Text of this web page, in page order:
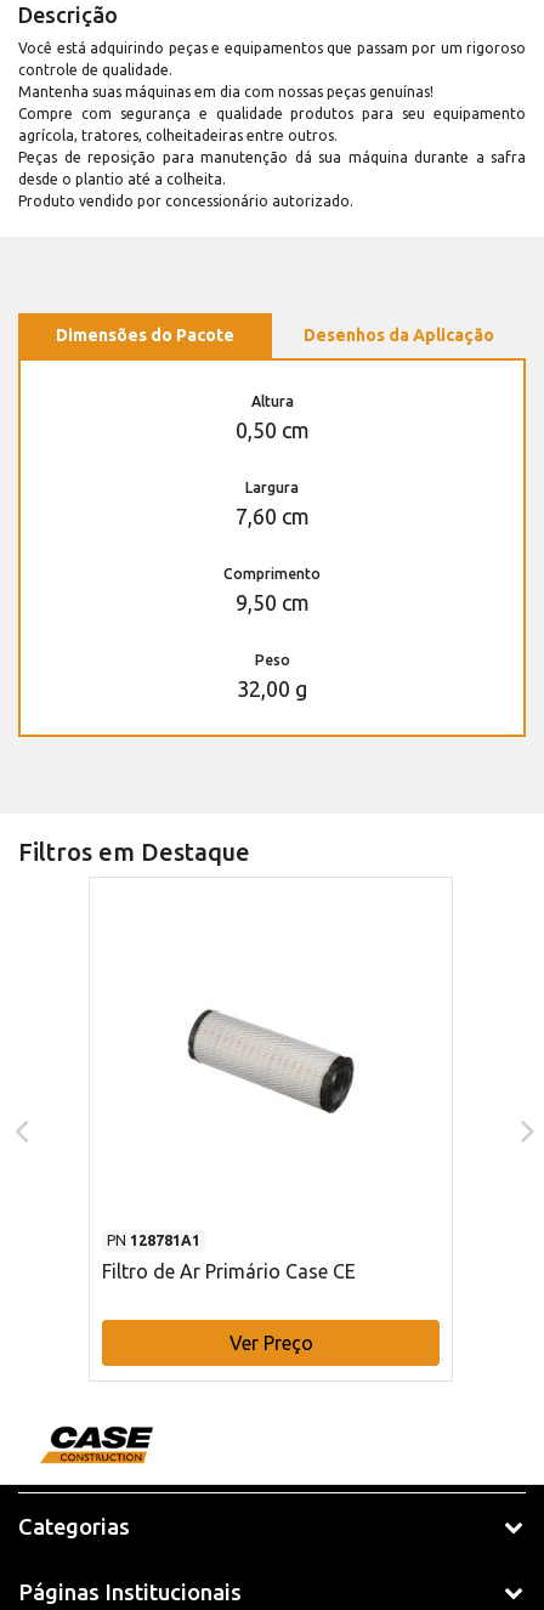
Descrição
Você está adquirindo peças e equipamentos que passam por um rigoroso
controle de qualidade.
Mantenha suas máquinas em dia com nossas peças genuínas!
Compre com segurança e qualidade produtos para seu equipamento
agrícola, tratores, colheitadeiras entre outros.
Peças de reposição para manutenção dá sua máquina durante a safra
desde o plantio até a colheita.
Produto vendido por concessionário autorizado.
Dimensões do Pacote Desenhos da Aplicação
Altura
0,50 cm
Largura
7,60 cm
Comprimento
9,50 cm
Peso
32,00 g
Filtros em Destaque
PN 128781A1
Filtro de Ar Primário Case CE
Ver Preço
Categorias
Páginas Institucionais